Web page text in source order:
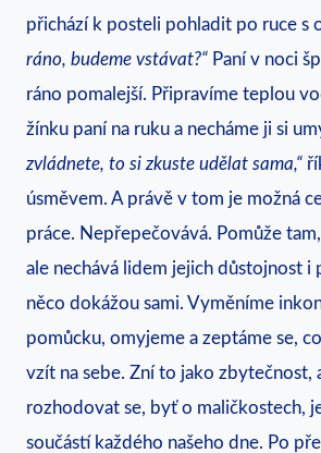
přichází k posteli pohladit po ruce s
ráno, budeme vstávat?“ Paní v noci
ráno pomalejší. Připravíme teplou
žínku paní na ruku a necháme ji si
zvládnete, to si zkuste udělat sama,“
úsměvem. A právě v tom je možná
práce. Nepřepečovává. Pomůže
ale nechává lidem jejich důstojnost i
něco dokážou sami. Vyměníme
pomůcku, omyjeme a zeptáme se,
vzít na sebe. Zní to jako zbytečnost,
rozhodovat se, byť o maličkostech,
součástí každého našeho dne. Po